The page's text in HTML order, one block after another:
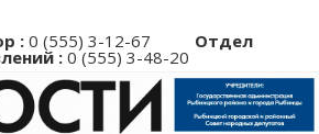
: 0 (555) 3-12-67 Отдел
: 0 (555) 3-48-20